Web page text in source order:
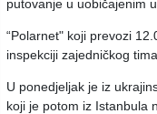
putovanje u uobičajenim
“Polarnet" koji prevozi
inspekciji zajedničkog
U ponedjeljak je iz
koji je potom iz Istanbula